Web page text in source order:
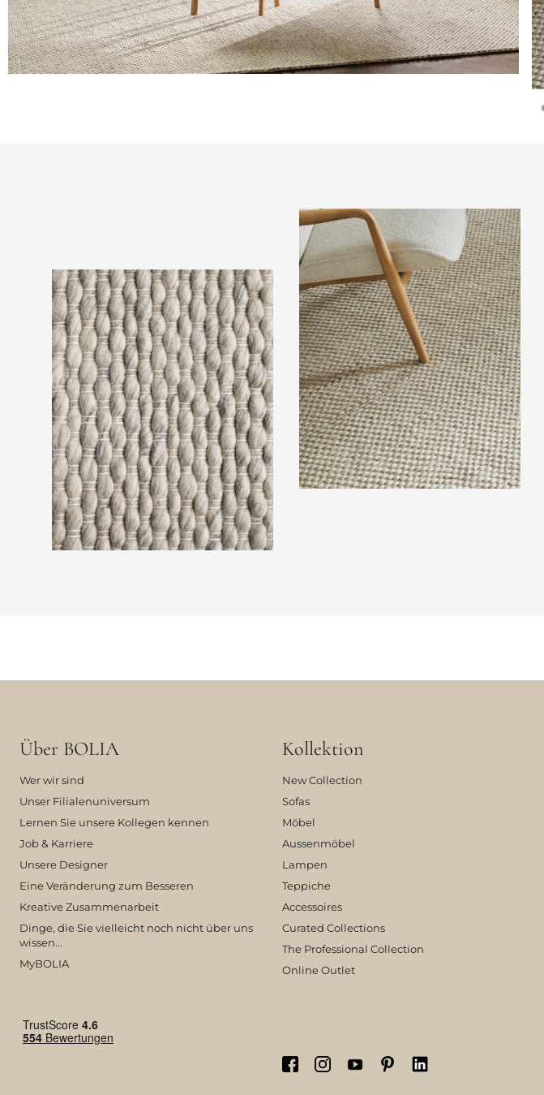
Über BOLIA
Wer wir sind
Unser Filialenuniversum
Lernen Sie unsere Kollegen kennen
Job & Karriere
Unsere Designer
Eine Veränderung zum Besseren
Kreative Zusammenarbeit
Dinge, die Sie vielleicht noch nicht über uns
wissen...
MyBOLIA
Kollektion
New Collection
Sofas
Möbel
Aussenmöbel
Lampen
Teppiche
Accessoires
Curated Collections
The Professional Collection
Online Outlet